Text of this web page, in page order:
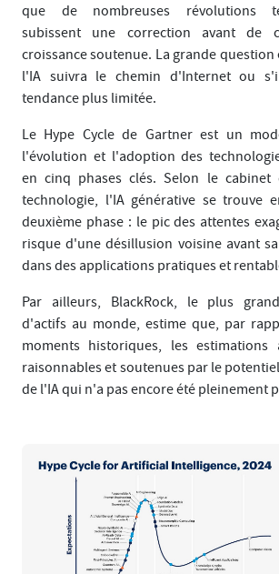
que de nombreuses révolutions
subissent une correction avant de
croissance soutenue. La grande question
l'IA suivra le chemin d'Internet ou
tendance plus limitée.
Le Hype Cycle de Gartner est un
l'évolution et l'adoption des
en cinq phases clés. Selon le cabinet
technologie, l'IA générative se trouve
deuxième phase : le pic des attentes
risque d'une désillusion voisine avant
dans des applications pratiques et
Par ailleurs, BlackRock, le plus
d'actifs au monde, estime que, par
moments historiques, les estimations
raisonnables et soutenues par le
de l'IA qui n'a pas encore été pleinement